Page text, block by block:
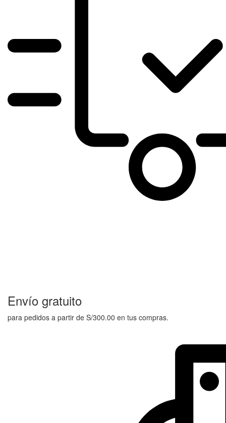
Envío gratuito
para pedidos a partir de S/300.00 en tus compras.